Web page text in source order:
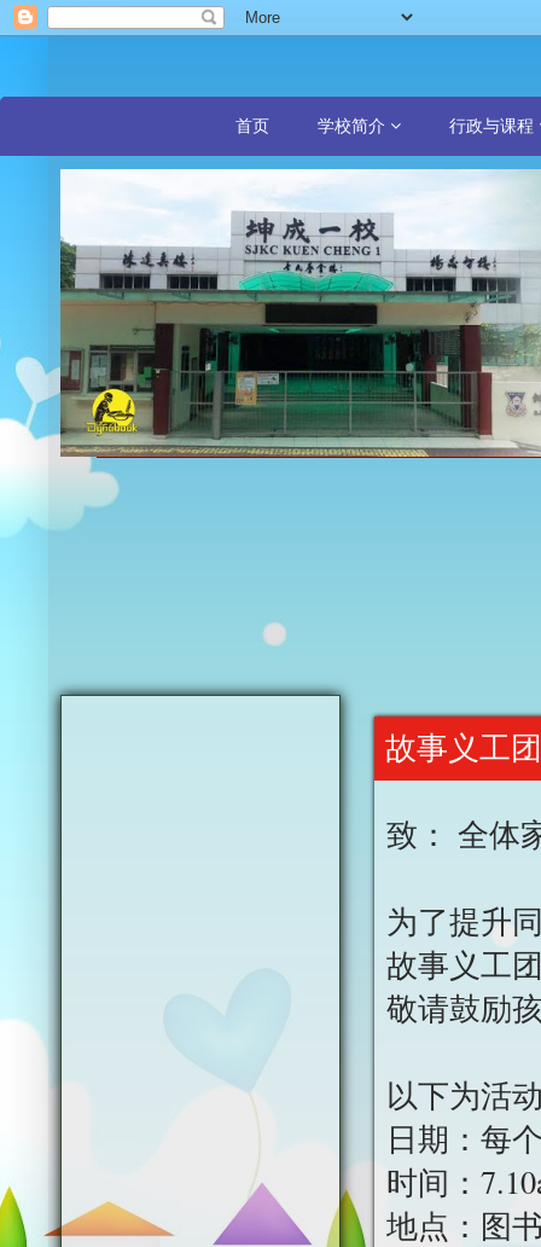
首页 学校简介 行政与课程
故事义工
致： 全体
为了提升
故事义工
敬请鼓励
以下为活
日期：每
时间：
地点：图